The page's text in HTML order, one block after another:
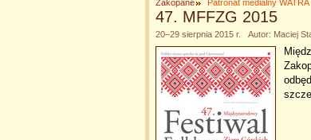
Zakopane Patronat medialny WATRA
47. MFFZG 2015
20–29 sierpnia 2015 r. Autor: Maciej